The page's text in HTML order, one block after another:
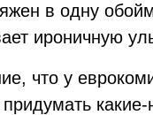
в одну
ироничную
что у